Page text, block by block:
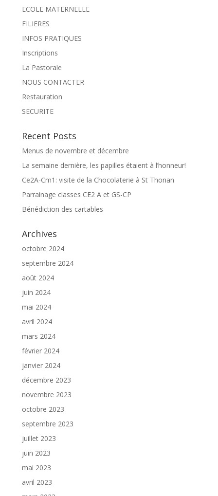
ECOLE MATERNELLE
FILIERES
INFOS PRATIQUES
Inscriptions
La Pastorale
NOUS CONTACTER
Restauration
SECURITE
Recent Posts
Menus de novembre et décembre
La semaine dernière, les papilles étaient à l’honneur!
Ce2A-Cm1: visite de la Chocolaterie à St Thonan
Parrainage classes CE2 A et GS-CP
Bénédiction des cartables
Archives
octobre 2024
septembre 2024
août 2024
juin 2024
mai 2024
avril 2024
mars 2024
février 2024
janvier 2024
décembre 2023
novembre 2023
octobre 2023
septembre 2023
juillet 2023
juin 2023
mai 2023
avril 2023